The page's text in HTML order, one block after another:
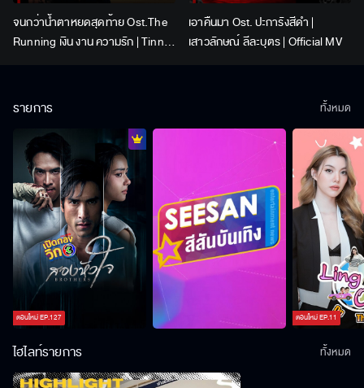
จนกว่าน้ำตาหยดสุดท้าย Ost.The
Running เงิน งาน ความรัก | Tinn |
เอาคืนมา Ost. ปะการังสีดำ |
เสาวลักษณ์ ลีละบุตร | Official MV
รายการ
ตอนใหม่EP.127 ตอนใหม่EP.11
ทั้งหมด
ไฮไลท์รายการ ทั้งหมด